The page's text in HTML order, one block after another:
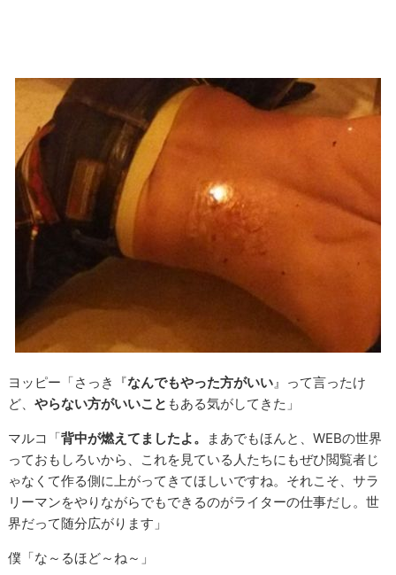
ヨッピー「さっき『なんでもやった方がいい』って言ったけ
ど、やらない方がいいこと もある気がしてきた」
マルコ「背中が燃えてましたよ。
まあでもほんと、WEBの世界
っておもしろいから、これを見ている人たちにもぜひ閲覧者じ
ゃなくて作る側に上がってきてほしいですね。それこそ、サラ
リーマンをやりながらでもできるのがライターの仕事だし。世
界だって随分広がります」
僕「な～るほど～ね～」